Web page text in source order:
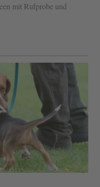
mit Rufprobe und